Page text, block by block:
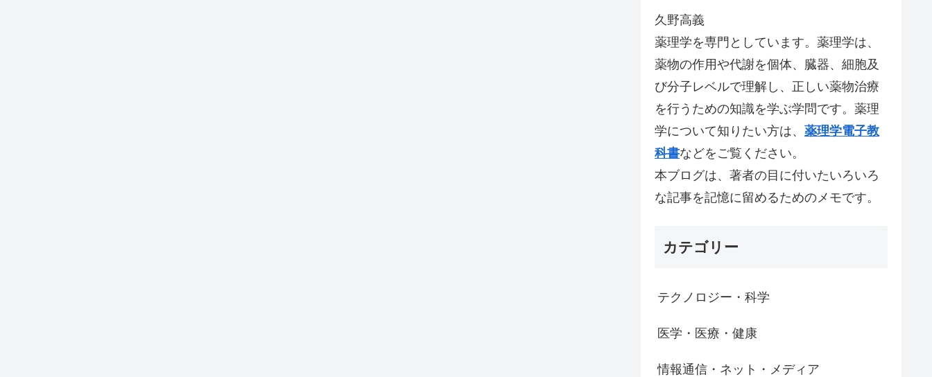
久野高義
薬理学を専門としています。薬理学は、
薬物の作用や代謝を個体、臓器、細胞及
び分子レベルで理解し、正しい薬物治療
を行うための知識を学ぶ学問です。薬理
学について知りたい方は、 薬理学電子教
科書などをご覧ください。
本ブログは、著者の目に付いたいろいろ
な記事を記憶に留めるためのメモです。
カテゴリー
テクノロジー・科学
医学・医療・健康
情報通信・ネット・メディア